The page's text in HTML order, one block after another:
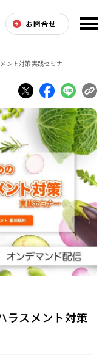
お問合せ
ント対策実践セミナー
ラスメント対策